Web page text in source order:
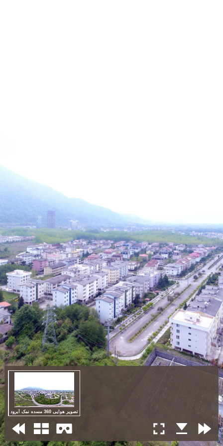
تصویر هوایی 360 مسده نمک آبرود